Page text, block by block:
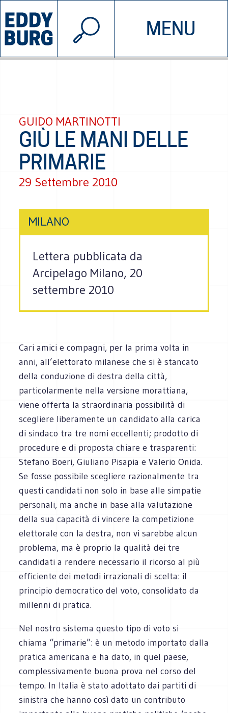
MENU
INIZIATIVE CHI SIAMO
© 2026 EDDYBURG
GUIDO MARTINOTTI
GIÙ LE MANI DELLE
PRIMARIE
29 Settembre 2010
MILANO
Lettera pubblicata da
Arcipelago Milano, 20
settembre 2010
Cari amici e compagni, per la prima volta in
anni, all’elettorato milanese che si è stancato
della conduzione di destra della città,
particolarmente nella versione morattiana,
viene offerta la straordinaria possibilità di
scegliere liberamente un candidato alla carica
di sindaco tra tre nomi eccellenti; prodotto di
procedure e di proposta chiare e trasparenti:
Stefano Boeri, Giuliano Pisapia e Valerio Onida.
Se fosse possibile scegliere razionalmente tra
questi candidati non solo in base alle simpatie
personali, ma anche in base alla valutazione
della sua capacità di vincere la competizione
elettorale con la destra, non vi sarebbe alcun
problema, ma è proprio la qualità dei tre
candidati a rendere necessario il ricorso al più
efficiente dei metodi irrazionali di scelta: il
principio democratico del voto, consolidato da
millenni di pratica.
Nel nostro sistema questo tipo di voto si
chiama “primarie”: è un metodo importato dalla
pratica americana e ha dato, in quel paese,
complessivamente buona prova nel corso del
tempo. In Italia è stato adottato dai partiti di
sinistra che hanno così dato un contributo